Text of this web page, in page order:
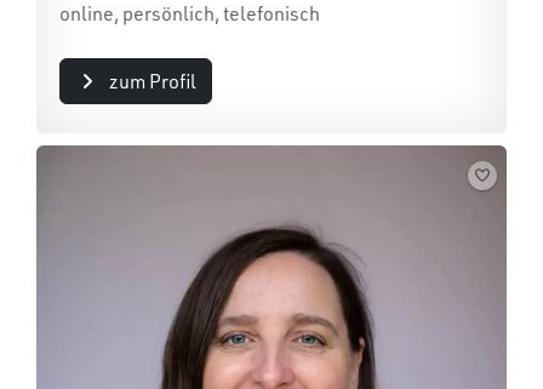
online, persönlich, telefonisch
zum Profil